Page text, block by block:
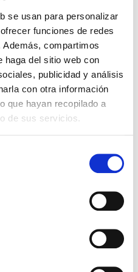
se usan para personalizar
funciones de redes
compartimos
haga del sitio web con
publicidad y análisis
con otra información
que hayan recopilado a
de sus servicios.
despido colectivo
en todo el
Euskal Herria,
del centro
Portugalete
las trabajadoras
huelga de 5 días
de huelga, que ha
no se soluciona el